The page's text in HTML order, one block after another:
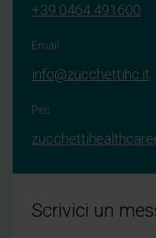
+39 0464 491600
Email
info@zucchettihc.it
Pec
Scrivici un